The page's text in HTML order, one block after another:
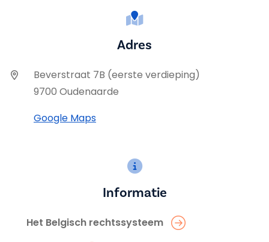
Adres
Beverstraat 7B (eerste verdieping)
9700 Oudenaarde
Google Maps
Informatie
Het Belgisch rechtssysteem